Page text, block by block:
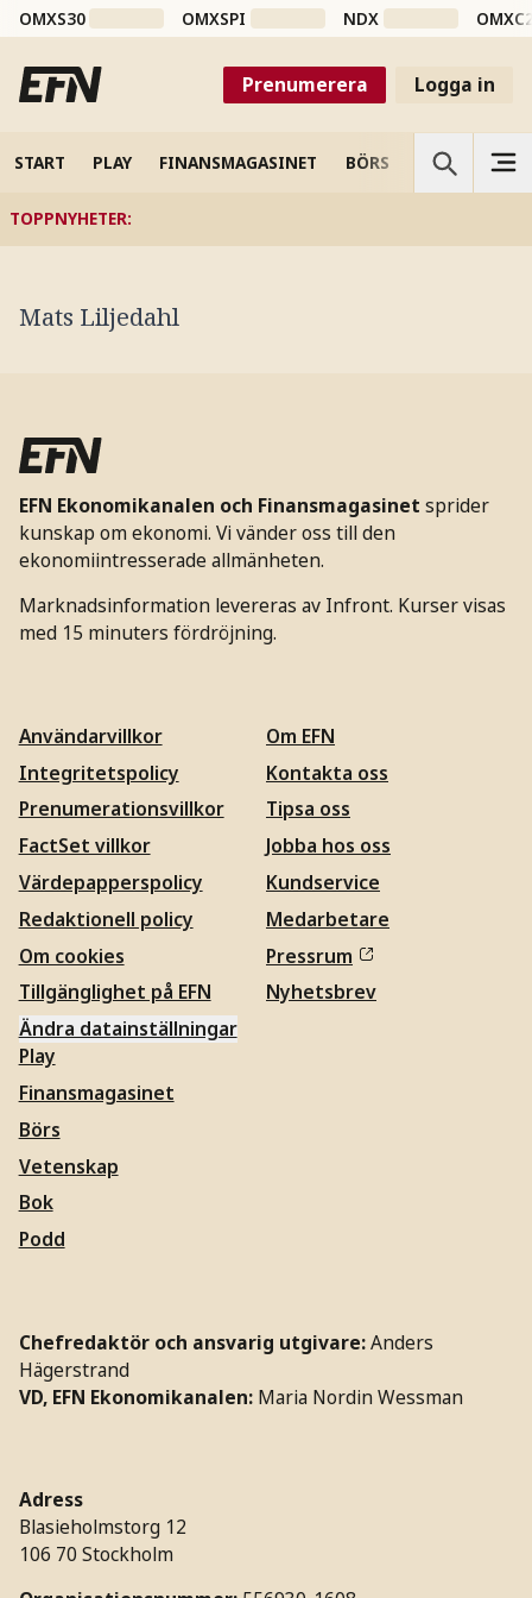
OMXS30 OMXSPI NDX
Prenumerera Logga in
START PLAY FINANSMAGASINET BÖRS VETENSKAP
TOPPNYHETER:
Mats Liljedahl
EFN Ekonomikanalen och Finansmagasinet sprider
kunskap om ekonomi. Vi vänder oss till den
ekonomiintresserade allmänheten.
Marknadsinformation levereras av Infront. Kurser visas
med 15 minuters fördröjning.
Användarvillkor
Integritetspolicy
Prenumerationsvillkor
FactSet villkor
Värdepapperspolicy
Redaktionell policy
Om cookies
Tillgänglighet på EFN
Ändra datainställningar
Om EFN
Kontakta oss
Tipsa oss
Jobba hos oss
Kundservice
Medarbetare
Pressrum
Nyhetsbrev
Play
Finansmagasinet
Börs
Vetenskap
Bok
Podd
Chefredaktör och ansvarig utgivare: Anders
Hägerstrand
VD, EFN Ekonomikanalen: Maria Nordin Wessman
Adress
Blasieholmstorg 12
106 70 Stockholm